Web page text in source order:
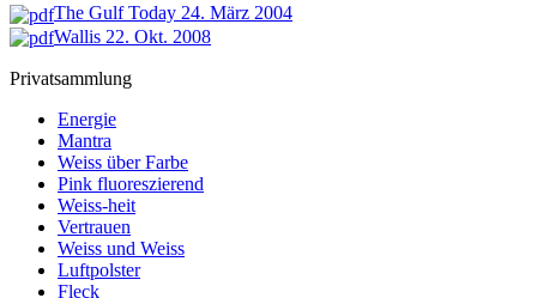
The Gulf Today 24. März 2004
Wallis 22. Okt. 2008
Privatsammlung
Energie
Mantra
Weiss über Farbe
Pink fluoreszierend
Weiss-heit
Vertrauen
Weiss und Weiss
Luftpolster
Fleck